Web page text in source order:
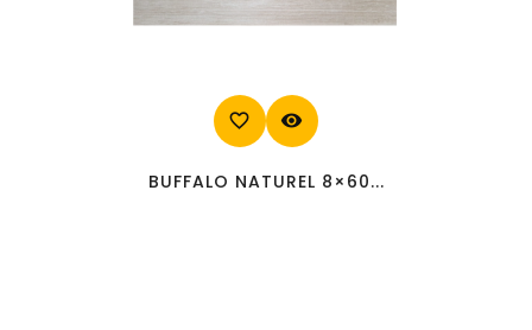
favorite_border visibility
BUFFALO NATUREL 8×60...